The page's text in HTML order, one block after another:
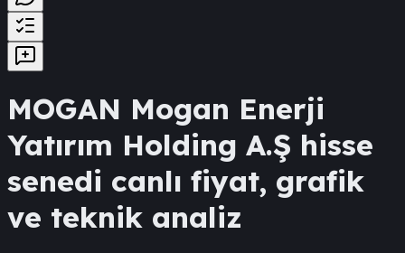
MOGAN Mogan Enerji
Yatırım Holding A.Ş hisse
senedi canlı fiyat, grafik
ve teknik analiz